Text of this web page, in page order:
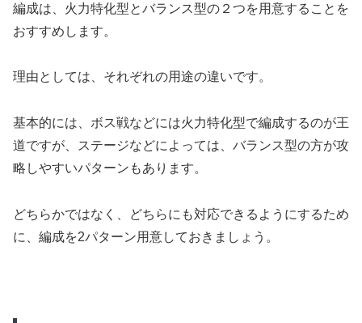
編成は、火力特化型とバランス型の２つを用意することを
おすすめします。
理由としては、それぞれの用途の違いです。
基本的には、ボス戦などには火力特化型で編成するのが王
道ですが、ステージなどによっては、バランス型の方が攻
略しやすいパターンもあります。
どちらかではなく、どちらにも対応できるようにするため
に、編成を2パターン用意しておきましょう。